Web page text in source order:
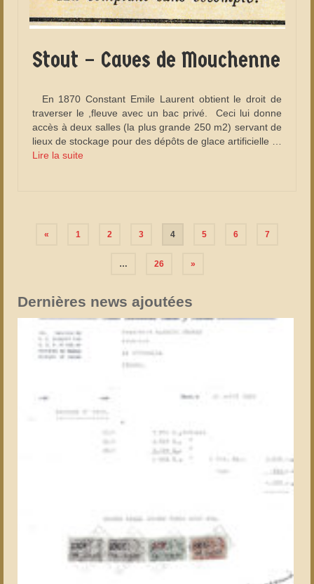
Stout – Caves de Mouchenne
En 1870 Constant Emile Laurent obtient le droit de
traverser le ,fleuve avec un bac privé. Ceci lui donne
accès à deux salles (la plus grande 250 m2) servant de
lieux de stockage pour des dépôts de glace artificielle …
Lire la suite­­
Pagination
publications
« 1 2 3 4 5 6 7
… 26 »
Dernières news ajoutées